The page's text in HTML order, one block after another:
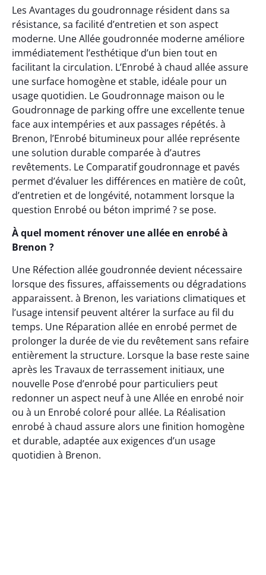
Les Avantages du goudronnage résident dans sa
résistance, sa facilité d’entretien et son aspect
moderne. Une Allée goudronnée moderne améliore
immédiatement l’esthétique d’un bien tout en
facilitant la circulation. L’Enrobé à chaud allée assure
une surface homogène et stable, idéale pour un
usage quotidien. Le Goudronnage maison ou le
Goudronnage de parking offre une excellente tenue
face aux intempéries et aux passages répétés. à
Brenon, l’Enrobé bitumineux pour allée représente
une solution durable comparée à d’autres
revêtements. Le Comparatif goudronnage et pavés
permet d’évaluer les différences en matière de coût,
d’entretien et de longévité, notamment lorsque la
question Enrobé ou béton imprimé ? se pose.
À quel moment rénover une allée en enrobé à
Brenon ?
Une Réfection allée goudronnée devient nécessaire
lorsque des fissures, affaissements ou dégradations
apparaissent. à Brenon, les variations climatiques et
l’usage intensif peuvent altérer la surface au fil du
temps. Une Réparation allée en enrobé permet de
prolonger la durée de vie du revêtement sans refaire
entièrement la structure. Lorsque la base reste saine
après les Travaux de terrassement initiaux, une
nouvelle Pose d’enrobé pour particuliers peut
redonner un aspect neuf à une Allée en enrobé noir
ou à un Enrobé coloré pour allée. La Réalisation
enrobé à chaud assure alors une finition homogène
et durable, adaptée aux exigences d’un usage
quotidien à Brenon.